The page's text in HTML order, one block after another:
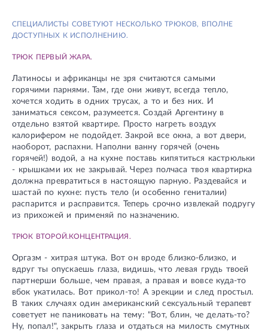
СПЕЦИАЛИСТЫ СОВЕТУЮТ НЕСКОЛЬКО ТРЮКОВ, ВПОЛНЕ
ДОСТУПНЫХ К ИСПОЛНЕНИЮ.
ТРЮК ПЕРВЫЙ ЖАРА.
Латиносы и африканцы не зря считаются самыми
горячими парнями. Там, где они живут, всегда тепло,
хочется ходить в одних трусах, а то и без них. И
заниматься сексом, разумеется. Создай Аргентину в
отдельно взятой квартире. Просто нагреть воздух
калорифером не подойдет. Закрой все окна, а вот двери,
наоборот, распахни. Наполни ванну горячей (очень
горячей!) водой, а на кухне поставь кипятиться кастрюльки
- крышками их не закрывай. Через полчаса твоя квартирка
должна превратиться в настоящую парную. Раздевайся и
шастай по кухне: пусть тело (и особенно гениталии)
распарится и расправится. Теперь срочно извлекай подругу
из прихожей и применяй по назначению.
ТРЮК ВТОРОЙ.КОНЦЕНТРАЦИЯ.
Оргазм - хитрая штука. Вот он вроде близко-близко, и
вдруг ты опускаешь глаза, видишь, что левая грудь твоей
партнерши больше, чем правая, а правая и вовсе куда-то
вбок укатилась. Вот прикол-то! А эрекции и след простыл.
В таких случаях один американский сексуальный терапевт
советует не паниковать на тему: "Вот, блин, че делать-то?
Ну, попал!", закрыть глаза и отдаться на милость смутных